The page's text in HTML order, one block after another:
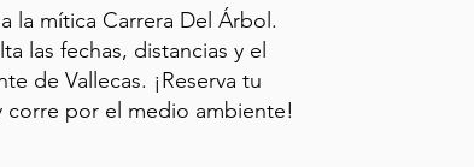
la mítica Carrera Del Árbol.
las fechas, distancias y el
de Vallecas. ¡Reserva tu
corre por el medio ambiente!